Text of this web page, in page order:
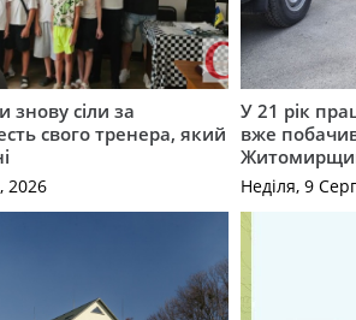
знову сіли за
свого тренера, який
2026
У 21 рік
вже
Неділя, 9